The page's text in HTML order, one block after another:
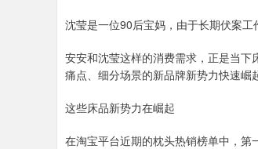
沈莹是一位90后宝妈，由于长期伏案工
安安和沈莹这样的消费需求，正是当
痛点、细分场景的新品牌新势力快速崛
这些床品新势力在崛起
在淘宝平台近期的枕头热销榜单中，